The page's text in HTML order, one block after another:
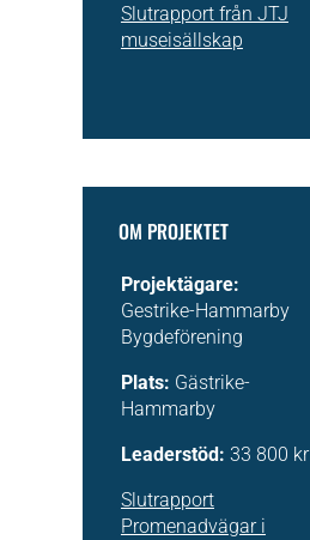
Slutrapport från JTJ
museisällskap
OM PROJEKTET
Projektägare:
Gestrike-Hammarby
Bygdeförening
Plats: Gästrike-
Hammarby
Leaderstöd: 33 800 kr
Slutrapport
Promenadvägar i